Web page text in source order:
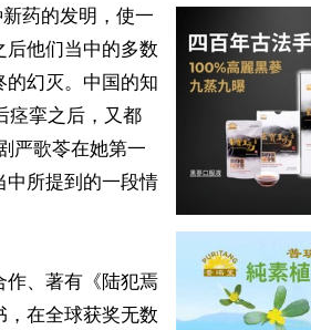
新药的发明，使一
后他们当中的多数
的幻灭。中国的知
痉挛之后，又都
严歌苓在她第一
中所提到的一段情
作、著有《陆犯焉
，在全球获奖无数